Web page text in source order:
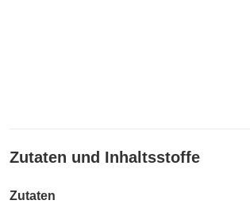
Zutaten und Inhaltsstoffe
Zutaten